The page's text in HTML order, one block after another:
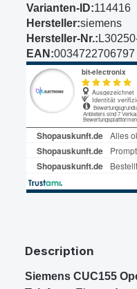
Varianten-ID:114416
Hersteller:siemens
Hersteller-Nr.:
EAN:0034722706797
Description
Siemens CUC155